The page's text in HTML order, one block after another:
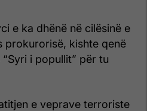
e ka dhënë në cilësinë e
prokurorisë, kishte qenë
i popullit” për tu
e veprave terroriste